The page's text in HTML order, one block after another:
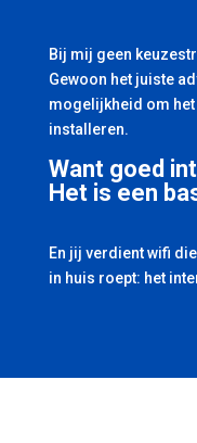
Bij mij geen
Gewoon het juiste
mogelijkheid om
installeren.
Want goed
Het is een
En jij verdient wifi
in huis roept: het